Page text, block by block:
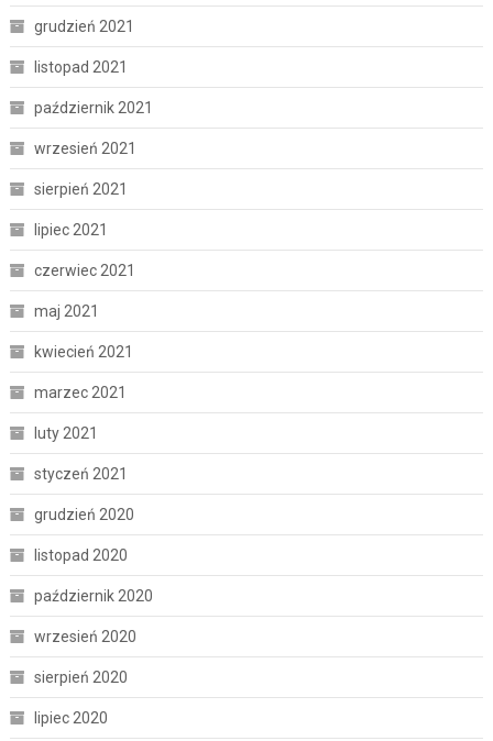
grudzień 2021
listopad 2021
październik 2021
wrzesień 2021
sierpień 2021
lipiec 2021
czerwiec 2021
maj 2021
kwiecień 2021
marzec 2021
luty 2021
styczeń 2021
grudzień 2020
listopad 2020
październik 2020
wrzesień 2020
sierpień 2020
lipiec 2020